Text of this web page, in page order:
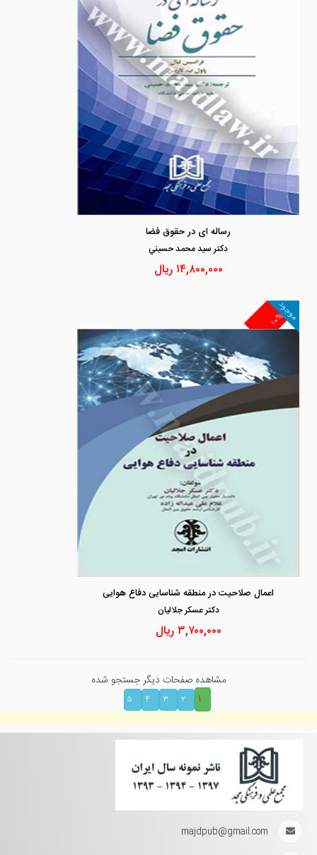
رساله ای در حقوق فضا
دكتر سيد محمد حسيني
۱۴,۸۰۰,۰۰۰ ریال
۱۰%
موجود
اعمال صلاحیت در منطقه شناسایی دفاع هوایی
دكتر عسكر جلاليان
۳,۷۰۰,۰۰۰ریال
مشاهده صفحات دیگر جستجو شده
۱
۲ ۳ ۴ ۵
majdpub@gmail.com